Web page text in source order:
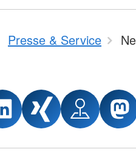
Presse & Service